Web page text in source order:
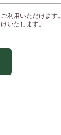
利用いただけます。
いたします。